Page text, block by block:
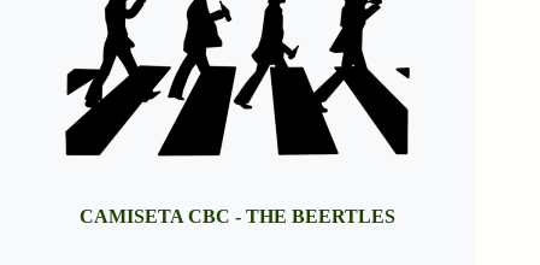
CAMISETA CBC - THE BEERTLES